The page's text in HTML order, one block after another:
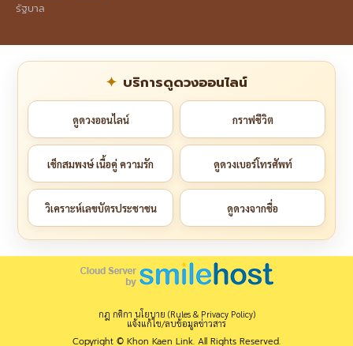
รัฐบาล
บริการดูดวงออนไลน์
ดูดวงออนไลน์ กราฟชีวิต
เช็กสมพงษ์ เนื้อคู่ ความรัก ดูดวงเบอร์โทรศัพท์
วิเคราะห์เลขบัตรประชาชน ดูดวงจากชื่อ
กฎ กติกา นโยบาย (Rules & Privacy Policy)
แจ้งแก้ไข/ลบข้อมูลข่าวสาร
Copyright © Khon Kaen Link. All Rights Reserved.